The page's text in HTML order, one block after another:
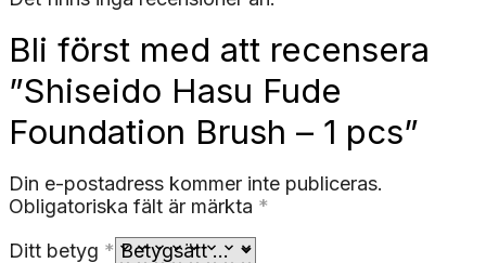
Bli först med att recensera
”Shiseido Hasu Fude
Foundation Brush – 1 pcs”
Din e-postadress kommer inte publiceras.
Obligatoriska fält är märkta *
Ditt betyg *